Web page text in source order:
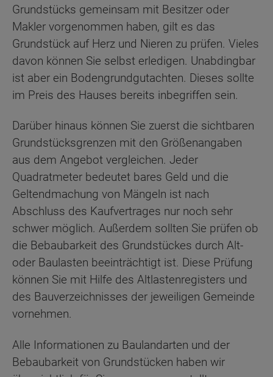
Grundstücks gemeinsam mit Besitzer oder
Makler vorgenommen haben, gilt es das
Grundstück auf Herz und Nieren zu prüfen. Vieles
davon können Sie selbst erledigen. Unabdingbar
ist aber ein Bodengrundgutachten. Dieses sollte
im Preis des Hauses bereits inbegriffen sein.
Darüber hinaus können Sie zuerst die sichtbaren
Grundstücksgrenzen mit den Größenangaben
aus dem Angebot vergleichen. Jeder
Quadratmeter bedeutet bares Geld und die
Geltendmachung von Mängeln ist nach
Abschluss des Kaufvertrages nur noch sehr
schwer möglich. Außerdem sollten Sie prüfen ob
die Bebaubarkeit des Grundstückes durch Alt-
oder Baulasten beeinträchtigt ist. Diese Prüfung
können Sie mit Hilfe des Altlastenregisters und
des Bauverzeichnisses der jeweiligen Gemeinde
vornehmen.
Alle Informationen zu Baulandarten und der
Bebaubarkeit von Grundstücken haben wir